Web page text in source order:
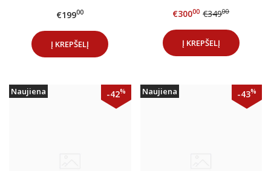
€19900
Į KREPŠELĮ
€30000 €34900
Į KREPŠELĮ
Naujiena -42% Naujiena -43%